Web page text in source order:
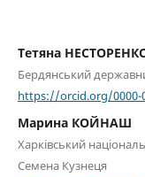
Тетяна
Бердянський
https://orcid.org/0000-
Марина КОЙНАШ
Харківський
Семена Кузнеця